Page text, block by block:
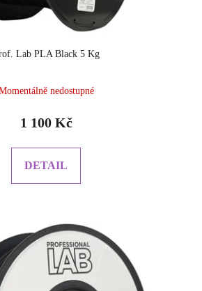
Lab PLA Black 5 Kg
nedostupné
1 100 Kč
DETAIL